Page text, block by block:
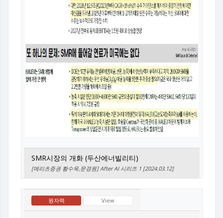
SMR시장의 개화 (두산에너빌리티)
[메리츠증권 황수욱,문경원] After AI 시리즈 1 [2024.03.12]
원자력 View